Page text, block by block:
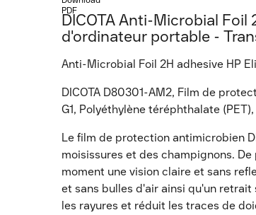
DICOTA Anti-Microbial Foil
d'ordinateur portable -
Anti-Microbial Foil 2H adhesive HP
DICOTA D80301-AM2, Film de
G1, Polyéthylène téréphthalate
Le film de protection antimicrobien
moisissures et des champignons.
moment une vision claire et sans
et sans bulles d'air ainsi qu'un
les rayures et réduit les traces de